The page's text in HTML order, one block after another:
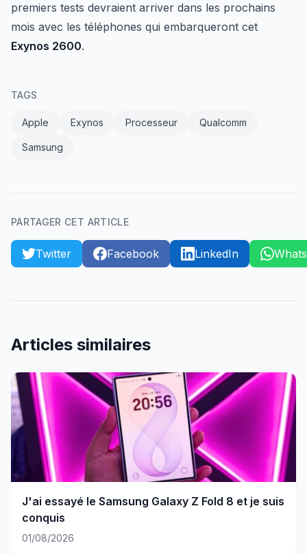
premiers tests devraient arriver dans les prochains
mois avec les téléphones qui embarqueront cet
Exynos 2600.
TAGS
Apple Exynos Processeur Qualcomm
Samsung
PARTAGER CET ARTICLE
Twitter Facebook LinkedIn
Articles similaires
J'ai essayé le Samsung Galaxy Z Fold 8 et je suis
conquis
01/08/2026